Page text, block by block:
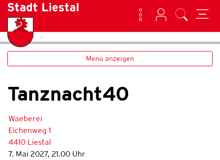
zur Startseite
Direkt zur Hauptnavigation
Direkt zum Inhalt
Direkt zur Suche
Direkt zum Stichwortverzeichnis
Liestal
KontaktLogin Suche
Home Veranstaltungen(ausgewählt)
Menü anzeigen
Tanznacht40
Waeberei
Eichenweg 1
4410 Liestal
7. Mai 2027, 21.00 Uhr